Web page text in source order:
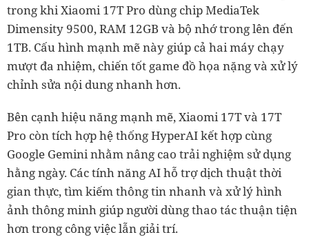
trong khi Xiaomi 17T Pro dùng chip MediaTek
Dimensity 9500, RAM 12GB và bộ nhớ trong lên đến
1TB. Cấu hình mạnh mẽ này giúp cả hai máy chạy
mượt đa nhiệm, chiến tốt game đồ họa nặng và xử lý
chỉnh sửa nội dung nhanh hơn.
Bên cạnh hiệu năng mạnh mẽ, Xiaomi 17T và 17T
Pro còn tích hợp hệ thống HyperAI kết hợp cùng
Google Gemini nhằm nâng cao trải nghiệm sử dụng
hằng ngày. Các tính năng AI hỗ trợ dịch thuật thời
gian thực, tìm kiếm thông tin nhanh và xử lý hình
ảnh thông minh giúp người dùng thao tác thuận tiện
hơn trong công việc lẫn giải trí.